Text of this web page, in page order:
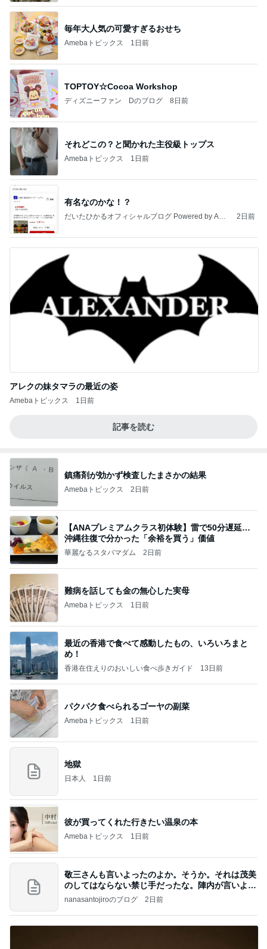
毎年大人気の可愛すぎるおせち
Amebaトピックス 1日前
TOPTOY☆Cocoa Workshop
ディズニーファン Dのブログ 8日前
それどこの？と聞かれた主役級トップス
Amebaトピックス 1日前
有名なのかな！？
だいたひかるオフィシャルブログ Powered by Ame
2日前
アレクの妹タマラの最近の姿
Amebaトピックス 1日前
記事を読む
鎮痛剤が効かず検査したまさかの結果
Amebaトピックス 2日前
【ANAプレミアムクラス初体験】雷で50分遅延…
沖縄往復で分かった「余裕を買う」価値
華麗なるスタバマダム 2日前
難病を話しても金の無心した実母
Amebaトピックス 1日前
最近の香港で食べて感動したもの、いろいろまと
め！
香港在住えりのおいしい食べ歩きガイド 13日前
パクパク食べられるゴーヤの副菜
Amebaトピックス 1日前
地獄
日本人 1日前
彼が買ってくれた行きたい温泉の本
Amebaトピックス 1日前
敬三さんも言いよったのよか。そうか。それは茂美
のしてはならない禁じ手だったな。陣内が言いよる
のよ
nanasantojiroのブログ 2日前